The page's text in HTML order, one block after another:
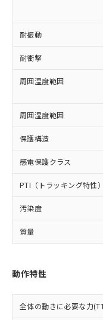
耐振動
耐衝撃
周囲温度範囲
周囲湿度範囲
保護構造
感電保護クラス
PTI（トラッキング特性）
汚染度
質量
動作特性
全体の動きに必要な力
在庫状
記載し
タに基
覧され
準価格
正式な
様のお
ムロン
オムロ
在庫状
事前の
示しな
マイパ
ビス）
メンバ
ありま
品・サ
引・商
鉛(Pb)
類(PBB)
(PBDE)
ル) (DEHP)(別名
ルベンジル（
（DBP）
但し、RoHS指令
図的な使用がな
部品在庫の
月が前後す
とができます
*中国RoHS10物
Pb(鉛)
Cr(Ⅵ)(六価クロ
ニル類) :
ル類) : 1000ppm、
DBP(フタル酸
イソブチル) :
DEHP(フタル酸
「ｅ」：有
準値以下であ
「10」：通
質が外部に
及ぼさない
「－」：未
（以下
または
国政府
可)を
当社は
全に破
いよう
当社は
ル、化
武器並
当社は
場合は
該第三
販売先
法に輸
り引き
合意す
一
一
在
い
た
機
認
受
情